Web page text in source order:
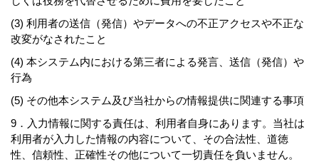
(3) 利用者の送信（発信）やデータへの不正アクセスや不正な
改変がなされたこと
(4) 本システム内における第三者による発言、送信（発信）や
行為
(5) その他本システム及び当社からの情報提供に関連する事項
9．入力情報に関する責任は、利用者自身にあります。当社は
利用者が入力した情報の内容について、その合法性、道徳
性、信頼性、正確性その他について一切責任を負いません。